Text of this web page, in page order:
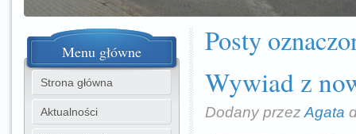
Posty
Wywiad z
Dodany przez Agata
Menu główne
Strona główna
Aktualności